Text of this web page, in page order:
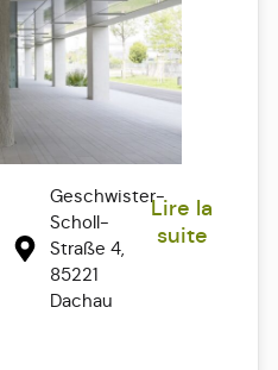
Geschwister-
Scholl-
Straße 4,
85221
Dachau
Lire la
suite